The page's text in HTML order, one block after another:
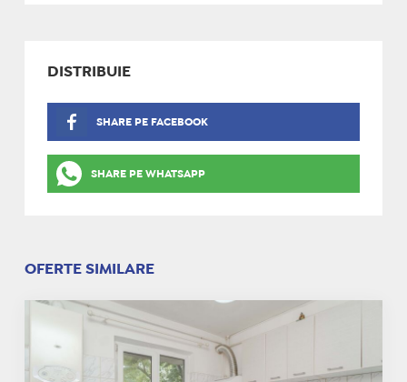
DISTRIBUIE
SHARE PE FACEBOOK
SHARE PE WHATSAPP
OFERTE SIMILARE